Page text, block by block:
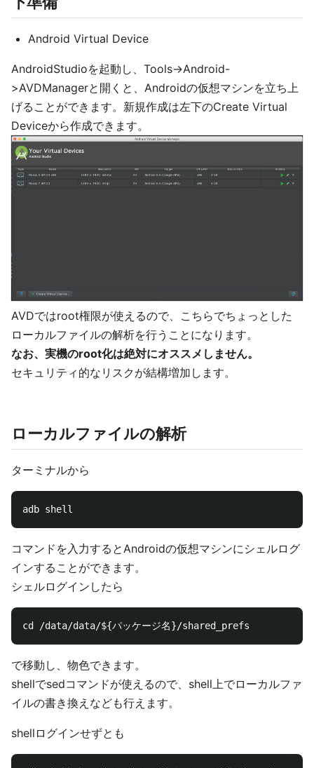
Android Virtual Device
AndroidStudioを起動し、Tools->Android-
>AVDManagerと開くと、Androidの仮想マシンを立ち上
げることができます。新規作成は左下のCreate Virtual
Deviceから作成できます。
AVDではroot権限が使えるので、こちらでちょっとした
ローカルファイルの解析を行うことになります。
なお、実機のroot化は絶対にオススメしません。
セキュリティ的なリスクが結構増加します。
ローカルファイルの解析
ターミナルから
コマンドを入力するとAndroidの仮想マシンにシェルログ
インすることができます。
シェルログインしたら
で移動し、物色できます。
shellでsedコマンドが使えるので、shell上でローカルファ
イルの書き換えなども行えます。
shellログインせずとも